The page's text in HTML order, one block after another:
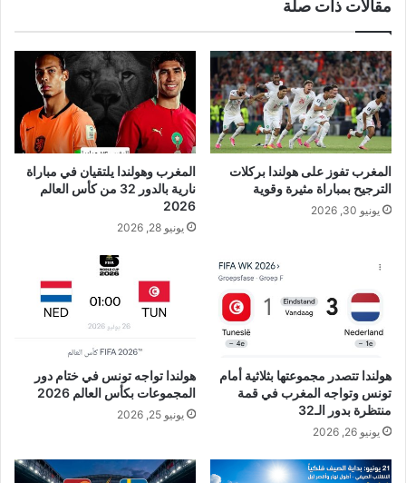
مقالات ذات صلة
المغرب تفوز على هولندا بركلات
الترجيح بمباراة مثيرة وقوية
يونيو 30, 2026
المغرب وهولندا يلتقيان في مباراة
نارية بالدور 32 من كأس العالم
2026
يونيو 28, 2026
هولندا تتصدر مجموعتها بثلاثية أمام
تونس وتواجه المغرب في قمة
منتظرة بدور الـ32
يونيو 26, 2026
هولندا تواجه تونس في ختام دور
المجموعات بكأس العالم 2026
يونيو 25, 2026